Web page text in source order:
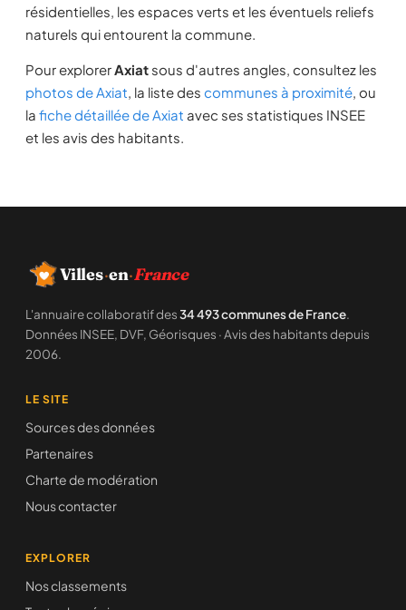
résidentielles, les espaces verts et les éventuels reliefs
naturels qui entourent la commune.
Pour explorerAxiat sous d'autres angles, consultez les
photos de Axiat, la liste des communes à proximité, ou
la fiche détaillée de Axiat avec ses statistiques INSEE
et les avis des habitants.
Villes·en·France
L'annuaire collaboratif des34 493 communes de France.
Données INSEE, DVF, Géorisques · Avis des habitants depuis
2006.
LE SITE
Sources des données
Partenaires
Charte de modération
Nous contacter
EXPLORER
Nos classements